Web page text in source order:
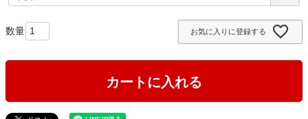
必
お気に入りに登録する
カートに入れる